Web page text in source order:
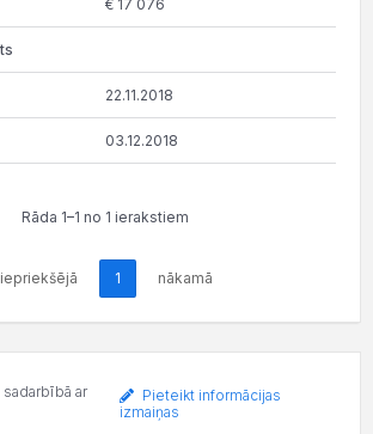
€ 17 076
22.11.2018
03.12.2018
Rāda 1–1 no 1 ierakstiem
iepriekšējā 1 nākamā
sadarbībā ar
Pieteikt informācijas
izmaiņas